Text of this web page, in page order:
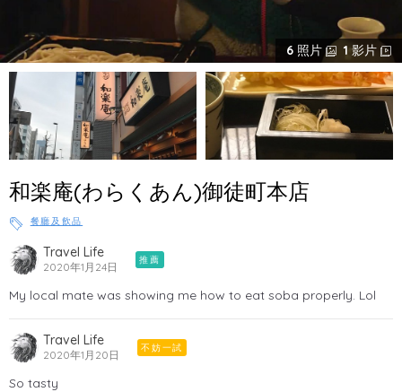
6 照片 1影片
和楽庵(わらくあん)御徒町本店
餐廳及飲品
Travel Life
2020年1月24日
推薦
My local mate was showing me how to eat soba properly. Lol
Travel Life
2020年1月20日
不妨一試
So tasty